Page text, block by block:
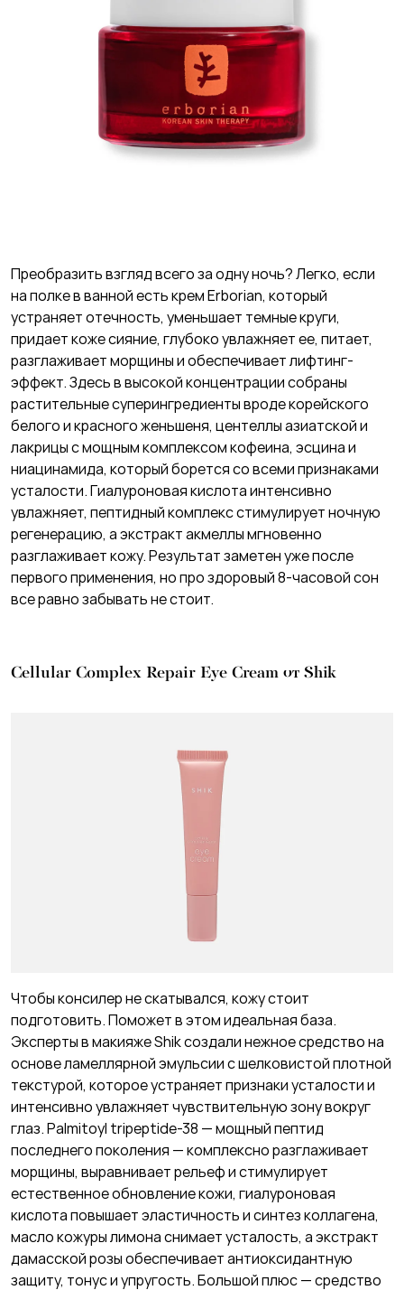
Преобразить взгляд всего за одну ночь? Легко, если
на полке в ванной есть крем Erborian, который
устраняет отечность, уменьшает темные круги,
придает коже сияние, глубоко увлажняет ее, питает,
разглаживает морщины и обеспечивает лифтинг-
эффект. Здесь в высокой концентрации собраны
растительные суперингредиенты вроде корейского
белого и красного женьшеня, центеллы азиатской и
лакрицы с мощным комплексом кофеина, эсцина и
ниацинамида, который борется со всеми признаками
усталости. Гиалуроновая кислота интенсивно
увлажняет, пептидный комплекс стимулирует ночную
регенерацию, а экстракт акмеллы мгновенно
разглаживает кожу. Результат заметен уже после
первого применения, но про здоровый 8-часовой сон
все равно забывать не стоит.
Cellular Complex Repair Eye Cream от Shik
Чтобы консилер не скатывался, кожу стоит
подготовить. Поможет в этом идеальная база.
Эксперты в макияже Shik создали нежное средство на
основе ламеллярной эмульсии с шелковистой плотной
текстурой, которое устраняет признаки усталости и
интенсивно увлажняет чувствительную зону вокруг
глаз. Palmitoyl tripeptide-38 — мощный пептид
последнего поколения — комплексно разглаживает
морщины, выравнивает рельеф и стимулирует
естественное обновление кожи, гиалуроновая
кислота повышает эластичность и синтез коллагена,
масло кожуры лимона снимает усталость, а экстракт
дамасской розы обеспечивает антиоксидантную
защиту, тонус и упругость. Большой плюс — средство